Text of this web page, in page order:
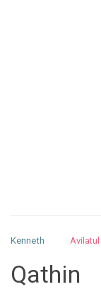
Kenneth Avilatul
Nurhilman
Pathin
Qathin